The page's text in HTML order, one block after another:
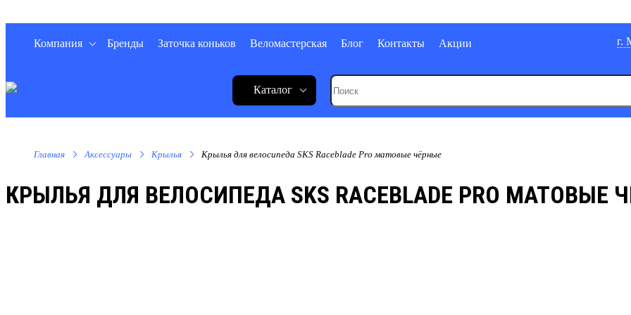
Компания Бренды Заточка коньков Веломастерская Блог Контакты Акции г.
Каталог
Главная Аксессуары Крылья Крылья для велосипеда SKS Raceblade Pro матовые чёрные
КРЫЛЬЯ ДЛЯ ВЕЛОСИПЕДА SKS RACEBLADE PRO МАТОВЫЕ